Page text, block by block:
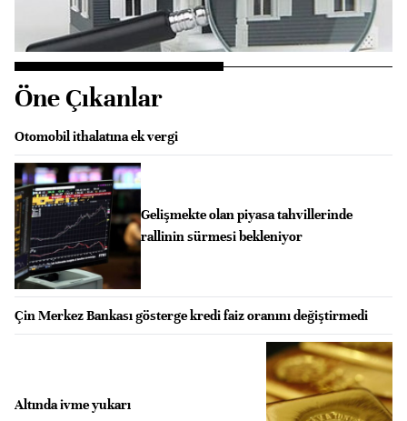
Öne Çıkanlar
Otomobil ithalatına ek vergi
Gelişmekte olan piyasa tahvillerinde
rallinin sürmesi bekleniyor
Çin Merkez Bankası gösterge kredi faiz oranını değiştirmedi
Altında ivme yukarı